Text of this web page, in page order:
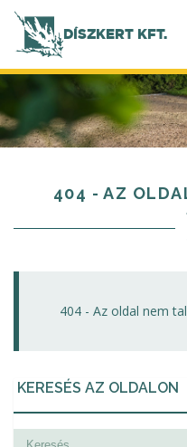
DÍSZKERT KFT.
404 - AZ
404 - Az oldal nem
KERESÉS AZ OLDALON